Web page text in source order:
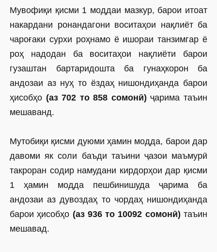
Мувофиқи қисми 1 моддаи мазкур, барои итоат
накардани ронандагони воситаҳои нақлиёт ба
чароғаки сурхи роҳнамо ё ишораи танзимгар ё
роҳ надодан ба воситаҳои нақлиёти барои
гузаштан бартаридошта ба гунаҳкорон ба
андозаи аз нуҳ то ёздаҳ нишондиҳанда барои
ҳисобҳо (аз 702 то 858 сомонӣ) ҷарима таъин
мешаванд.
Мутобиқи қисми дуюми ҳамин модда, барои дар
давоми як соли баъди таъини ҷазои маъмурӣ
так­роран содир намудани кирдорҳои дар қисми
1 ҳамин модда пешбинишуда ҷарима ба
андозаи аз дувоздаҳ то чордаҳ нишондиҳанда
барои ҳисобҳо (аз 936 то 10092 сомонӣ) таъин
мешавад.